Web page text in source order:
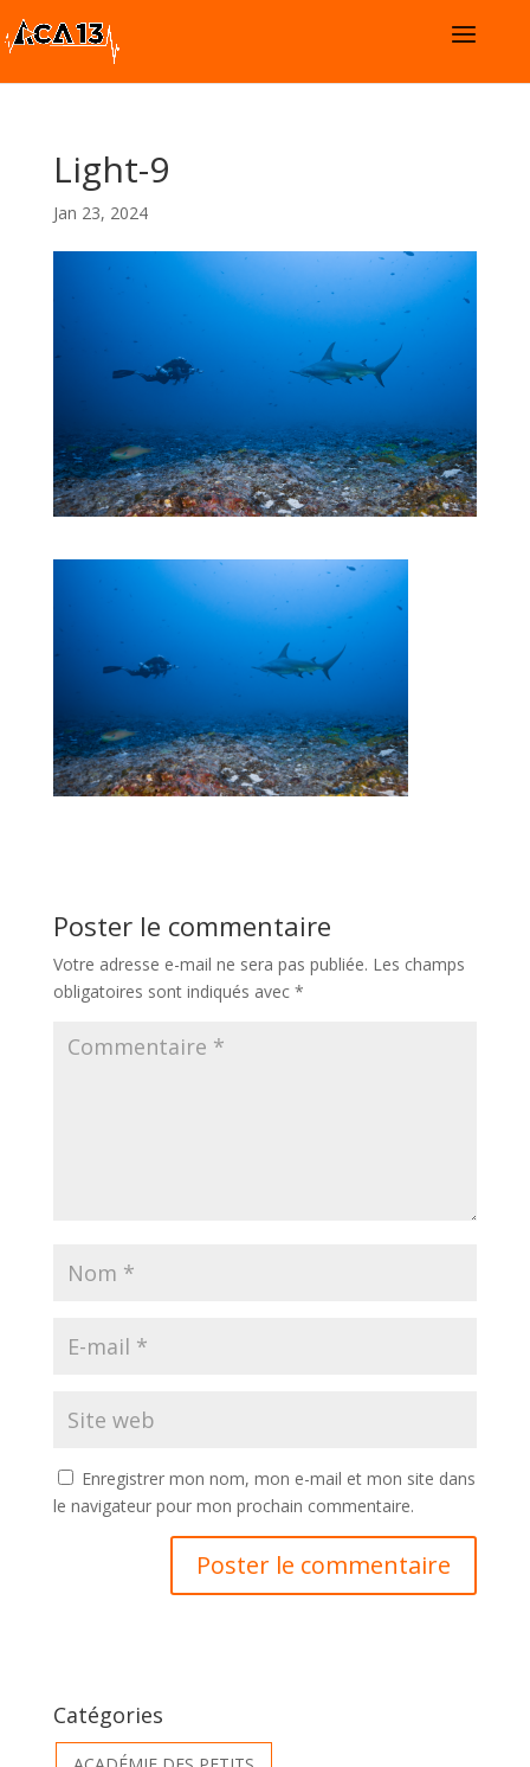
Light-9
Jan 23, 2024
Poster le commentaire
Votre adresse e-mail ne sera pas publiée. Les champs
obligatoires sont indiqués avec *
Enregistrer mon nom, mon e-mail et mon site dans
le navigateur pour mon prochain commentaire.
Catégories